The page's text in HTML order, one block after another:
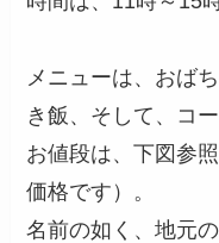
メニューは、おば
き飯、そして、コ
お値段は、下図参
価格です）。
名前の如く、地元